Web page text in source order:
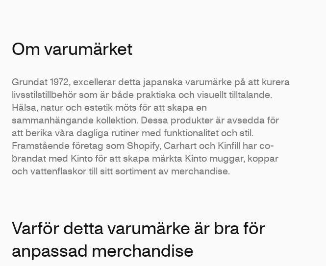
Om varumärket
Grundat 1972, excellerar detta japanska varumärke på att kurera
livsstilstillbehör som är både praktiska och visuellt tilltalande.
Hälsa, natur och estetik möts för att skapa en
sammanhängande kollektion. Dessa produkter är avsedda för
att berika våra dagliga rutiner med funktionalitet och stil.
Framstående företag som Shopify, Carhart och Kinfill har co-
brandat med Kinto för att skapa märkta Kinto muggar, koppar
och vattenflaskor till sitt sortiment av merchandise.
Varför detta varumärke är bra för
anpassad merchandise